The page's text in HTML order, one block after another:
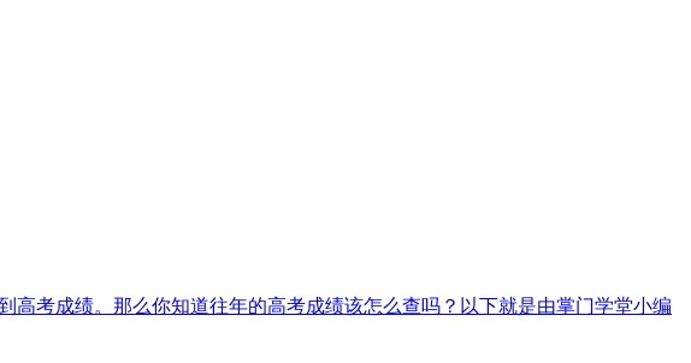
考成绩。那么你知道往年的高考成绩该怎么查吗？以下就是由掌门学堂小编